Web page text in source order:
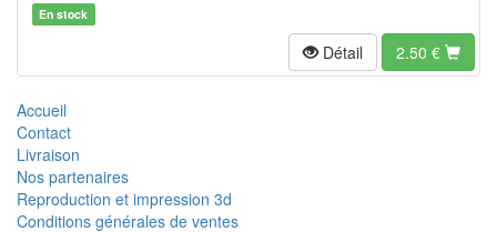
En stock
Détail 2.50 €
Accueil
Contact
Livraison
Nos partenaires
Reproduction et impression 3d
Conditions générales de ventes